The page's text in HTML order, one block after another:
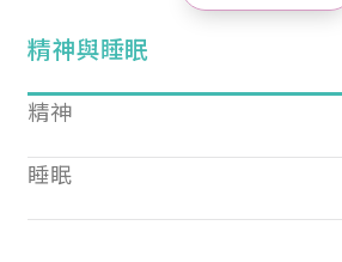
精神與睡眠
精神
睡眠